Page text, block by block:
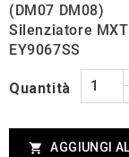
(DM07 DM08)
Silenziatore MXT
EY9067SS
Quantità
 AGGIUNGI